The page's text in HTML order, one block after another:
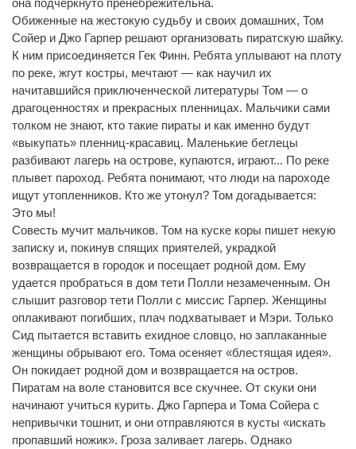
Обиженные на жестокую судьбу и своих домашних, Том
Сойер и Джо Гарпер решают организовать пиратскую шайку.
К ним присоединяется Гек Финн. Ребята уплывают на плоту
по реке, жгут костры, мечтают — как научил их
начитавшийся приключенческой литературы Том — о
драгоценностях и прекрасных пленницах. Мальчики сами
толком не знают, кто такие пираты и как именно будут
«выкупать» пленниц-красавиц. Маленькие беглецы
разбивают лагерь на острове, купаются, играют... По реке
плывет пароход. Ребята понимают, что люди на пароходе
ищут утопленников. Кто же утонул? Том догадывается:
Это мы!
Совесть мучит мальчиков. Том на куске коры пишет некую
записку и, покинув спящих приятелей, украдкой
возвращается в городок и посещает родной дом. Ему
удается пробраться в дом тети Полли незамеченным. Он
слышит разговор тети Полли с миссис Гарпер. Женщины
оплакивают погибших, плач подхватывает и Мэри. Только
Сид пытается вставить ехидное словцо, но заплаканные
женщины обрывают его. Тома осеняет «блестящая идея».
Он покидает родной дом и возвращается на остров.
Пиратам на воле становится все скучнее. От скуки они
начинают учиться курить. Джо Гарпера и Тома Сойера с
непривычки тошнит, и они отправляются в кусты «искать
пропавший ножик». Гроза заливает лагерь. Однако